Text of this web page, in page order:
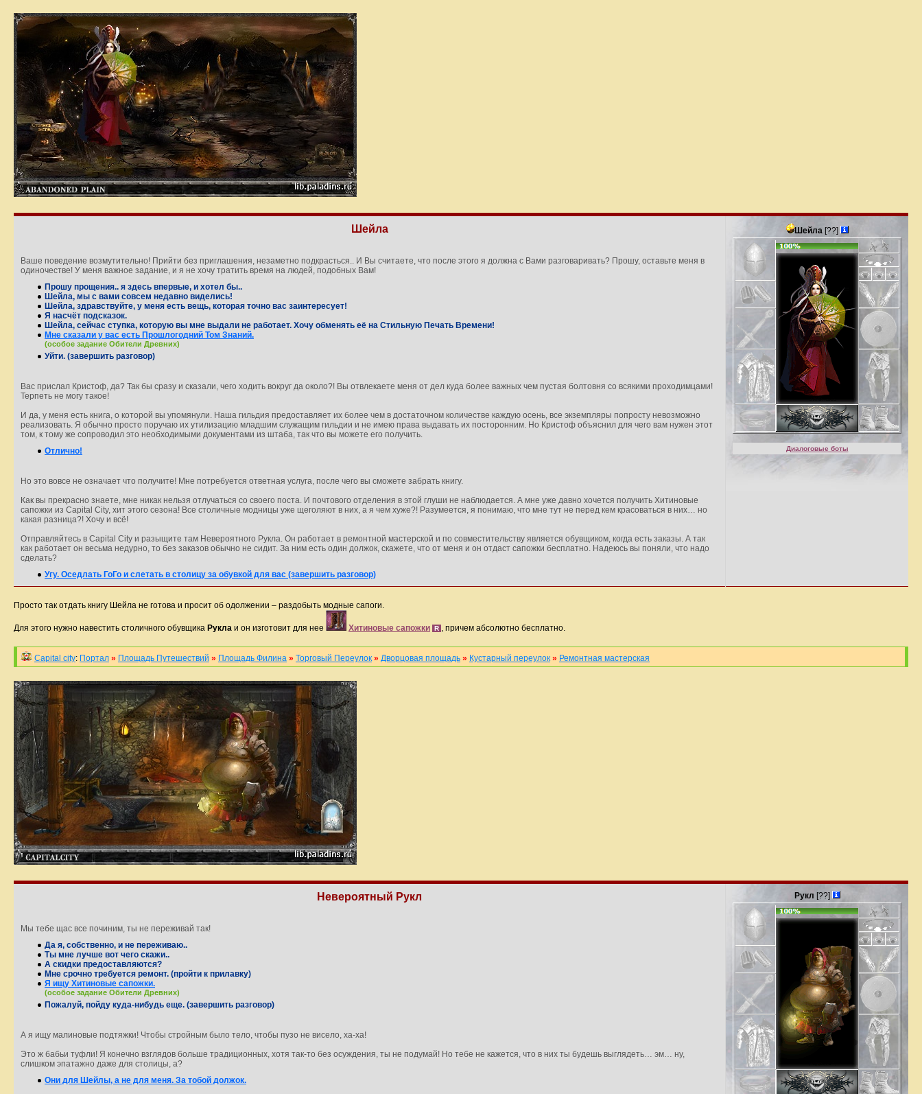
Шейла
Ваше поведение возмутительно! Прийти без приглашения, незаметно подкрасться.. И Вы считаете, что после этого я должна с Вами разговаривать? Прошу, оставьте меня в
одиночестве! У меня важное задание, и я не хочу тратить время на людей, подобных Вам!
Прошу прощения.. я здесь впервые, и хотел бы..
Шейла, мы с вами совсем недавно виделись!
Шейла, здравствуйте, у меня есть вещь, которая точно вас заинтересует!
Я насчёт подсказок.
Шейла, сейчас ступка, которую вы мне выдали не работает. Хочу обменять её на Стильную Печать Времени!
Мне сказали у вас есть Прошлогодний Том Знаний.
(особое задание Обители Древних)
Уйти. (завершить разговор)
Вас прислал Кристоф, да? Так бы сразу и сказали, чего ходить вокруг да около?! Вы отвлекаете меня от дел куда более важных чем пустая болтовня со всякими проходимцами!
Терпеть не могу такое!
И да, у меня есть книга, о которой вы упомянули. Наша гильдия предоставляет их более чем в достаточном количестве каждую осень, все экземпляры попросту невозможно
реализовать. Я обычно просто поручаю их утилизацию младшим служащим гильдии и не имею права выдавать их посторонним. Но Кристоф объяснил для чего вам нужен этот
том, к тому же сопроводил это необходимыми документами из штаба, так что вы можете его получить.
Отлично!
Но это вовсе не означает что получите! Мне потребуется ответная услуга, после чего вы сможете забрать книгу.
Как вы прекрасно знаете, мне никак нельзя отлучаться со своего поста. И почтового отделения в этой глуши не наблюдается. А мне уже давно хочется получить Хитиновые
сапожки из Capital City, хит этого сезона! Все столичные модницы уже щеголяют в них, а я чем хуже?! Разумеется, я понимаю, что мне тут не перед кем красоваться в них… но
какая разница?! Хочу и всё!
Отправляйтесь в Capital City и разыщите там Невероятного Рукла. Он работает в ремонтной мастерской и по совместительству является обувщиком, когда есть заказы. А так
как работает он весьма недурно, то без заказов обычно не сидит. За ним есть один должок, скажете, что от меня и он отдаст сапожки бесплатно. Надеюсь вы поняли, что надо
сделать?
Угу. Оседлать ГоГо и слетать в столицу за обувкой для вас (завершить разговор)
Шейла [??]
Диалоговые боты
Просто так отдать книгу Шейла не готова и просит об одолжении – раздобыть модные сапоги.
Для этого нужно навестить столичного обувщика Рукла и он изготовит для нее Хитиновые сапожки R , причем абсолютно бесплатно.
Capital city: Портал » Площадь Путешествий » Площадь Филина » Торговый Переулок » Дворцовая площадь » Кустарный переулок » Ремонтная мастерская
Невероятный Рукл
Мы тебе щас все починим, ты не переживай так!
Да я, собственно, и не переживаю..
Ты мне лучше вот чего скажи..
А скидки предоставляются?
Мне срочно требуется ремонт. (пройти к прилавку)
Я ищу Хитиновые сапожки.
(особое задание Обители Древних)
Пожалуй, пойду куда-нибудь еще. (завершить разговор)
А я ищу малиновые подтяжки! Чтобы стройным было тело, чтобы пузо не висело, ха-ха!
Это ж бабьи туфли! Я конечно взглядов больше традиционных, хотя так-то без осуждения, ты не подумай! Но тебе не кажется, что в них ты будешь выглядеть… эм… ну,
слишком эпатажно даже для столицы, а?
Они для Шейлы, а не для меня. За тобой должок.
Рукл [??]